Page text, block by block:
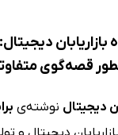
قصه‌گوی
دیجیتال نوشته‌ی